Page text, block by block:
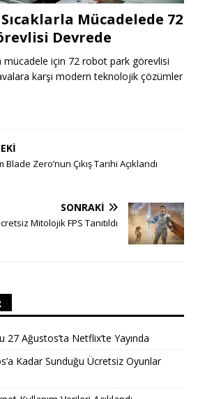
Sıcaklarla Mücadelede 72
Devrede
mücadele için 72 robot park görevlisi
karşı modern teknolojik çözümler
Zero’nun Çıkış Tarihi Açıklandı
SONRAKI
Mitolojik FPS Tanıtıldı
27 Ağustos’ta Netflix’te Yayında
Kadar Sunduğu Ücretsiz Oyunlar